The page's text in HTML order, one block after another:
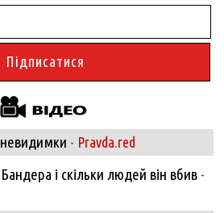
- Pravda.red
і скільки людей він вбив-